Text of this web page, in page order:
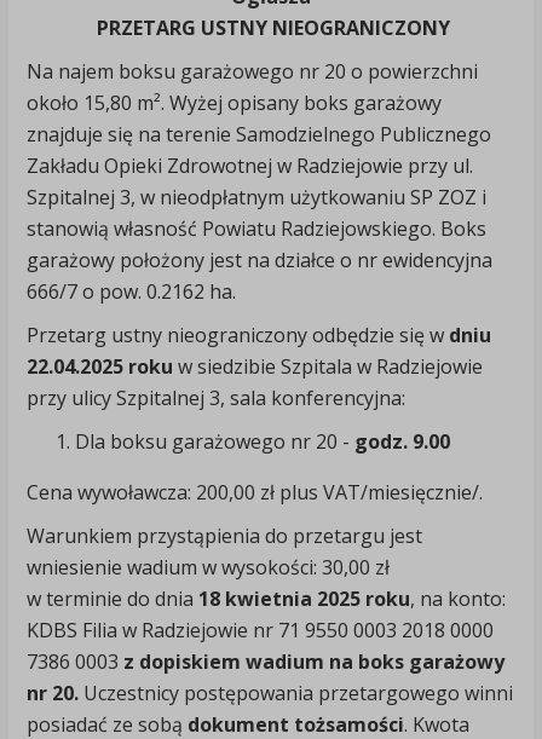
PRZETARG USTNY NIEOGRANICZONY
Na najem boksu garażowego nr 20 o powierzchni
około 15,80 m². Wyżej opisany boks garażowy
znajduje się na terenie Samodzielnego Publicznego
Zakładu Opieki Zdrowotnej w Radziejowie przy ul.
Szpitalnej 3, w nieodpłatnym użytkowaniu SP ZOZ i
stanowią własność Powiatu Radziejowskiego. Boks
garażowy położony jest na działce o nr ewidencyjna
666/7 o pow. 0.2162 ha.
Przetarg ustny nieograniczony odbędzie się w dniu
22.04.2025 roku w siedzibie Szpitala w Radziejowie
przy ulicy Szpitalnej 3, sala konferencyjna:
Dla boksu garażowego nr 20 - godz. 9.00
Cena wywoławcza: 200,00 zł plus VAT/miesięcznie/.
Warunkiem przystąpienia do przetargu jest
wniesienie wadium w wysokości: 30,00 zł
w terminie do dnia 18 kwietnia 2025 roku, na konto:
KDBS Filia w Radziejowie nr 71 9550 0003 2018 0000
7386 0003 z dopiskiem wadium na boks garażowy
nr 20. Uczestnicy postępowania przetargowego winni
posiadać ze sobą dokument tożsamości. Kwota